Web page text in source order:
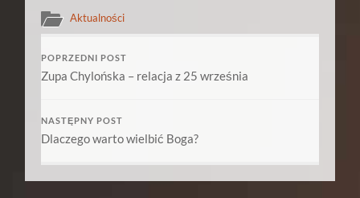
Aktualności
POPRZEDNI POST
Zupa Chylońska – relacja z 25 września
NASTĘPNY POST
Dlaczego warto wielbić Boga?